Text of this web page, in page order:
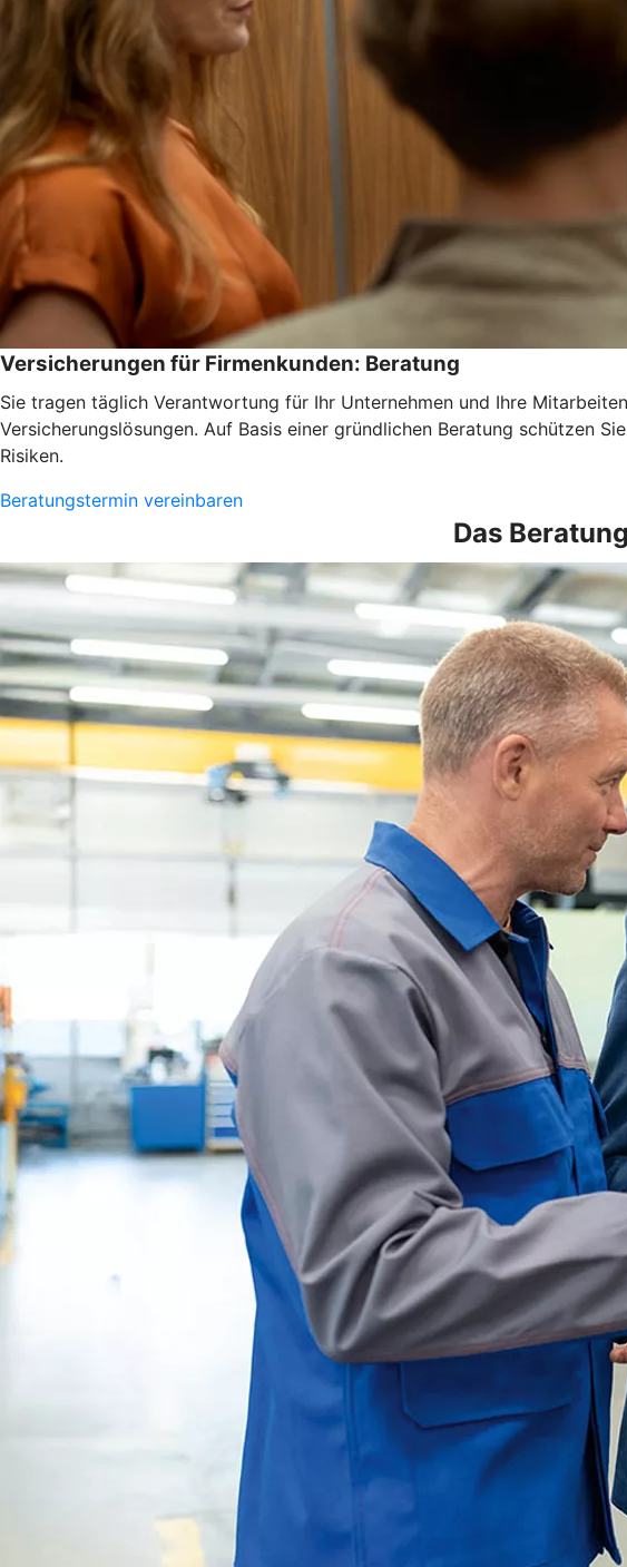
Versicherungen für Firmenkunden: Beratung
Sie tragen täglich Verantwortung für Ihr Unternehmen und Ihre
Versicherungslösungen. Auf Basis einer gründlichen Beratung schützen
Risiken.
Beratungstermin vereinbaren
Das